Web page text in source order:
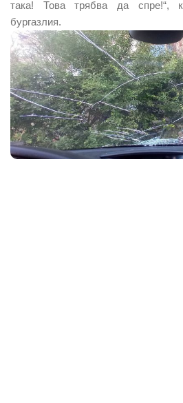
така! Това трябва да спре!“,
бургазлия.